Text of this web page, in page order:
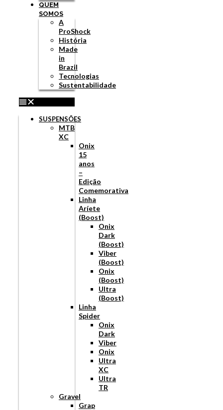
QUEM
SOMOS
A
ProShock
História
Made
in
Brazil
Tecnologias
Sustentabilidade
SUSPENSÕES
MTB
XC
Onix
15
anos
–
Edição
Comemorativa
Linha
Aríete
(Boost)
Onix
Dark
(Boost)
Viber
(Boost)
Onix
(Boost)
Ultra
(Boost)
Linha
Spider
Onix
Dark
Viber
Onix
Ultra
XC
Ultra
TR
Gravel
Grap